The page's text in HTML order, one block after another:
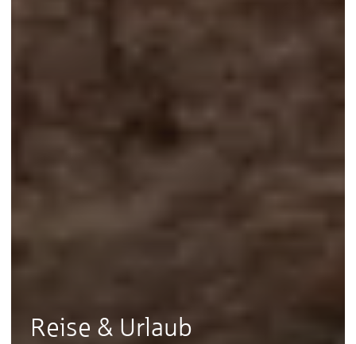
Reise & Urlaub